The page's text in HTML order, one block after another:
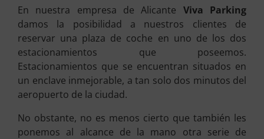
En nuestra empresa de Alicante Viva Parking
damos la posibilidad a nuestros clientes de
reservar una plaza de coche en uno de los dos
estacionamientos que poseemos.
Estacionamientos que se encuentran situados en
un enclave inmejorable, a tan solo dos minutos del
aeropuerto de la ciudad.
No obstante, no es menos cierto que también les
ponemos al alcance de la mano otra serie de